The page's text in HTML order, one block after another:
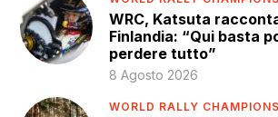
WRC, Katsuta
Finlandia: “Qui basta
perdere tutto”
8 Agosto 2026
WORLD RALLY